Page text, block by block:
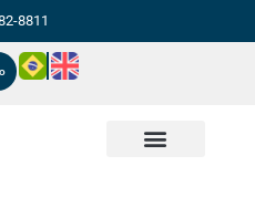
8811